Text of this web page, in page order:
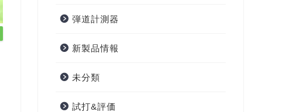
弾道計測器
新製品情報
未分類
試打&評価